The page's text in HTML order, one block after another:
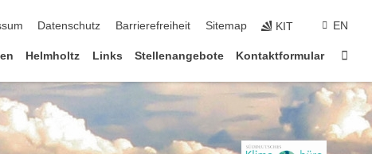
Datenschutz Barrierefreiheit Sitemap KIT EN
Helmholtz Links Stellenangebote Kontaktformular